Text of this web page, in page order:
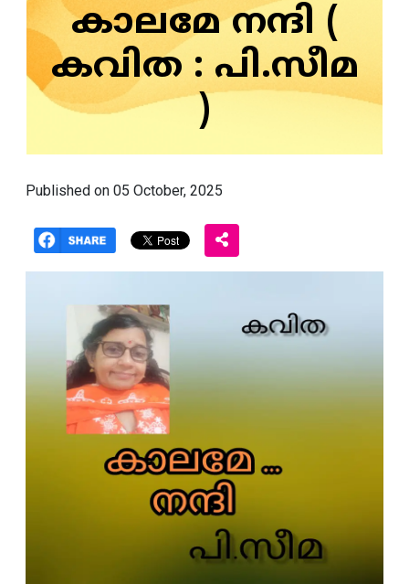
കാലമേ നന്ദി (
കവിത : പി.സീമ
)
Published on 05 October, 2025